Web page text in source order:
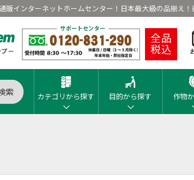
販インターネットホームセンター！日本最大級の品揃え！
全品
税込
索 カテゴリから探す 目的から探す 作物